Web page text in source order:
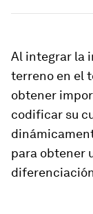
Al integrar la
terreno en el
obtener
codificar su
para obtener